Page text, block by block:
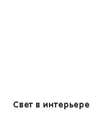
Свет в интерьере